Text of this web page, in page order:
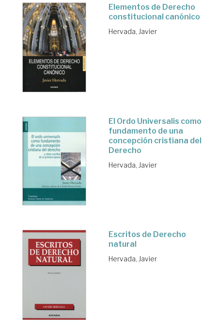
Elementos de Derecho
constitucional canónico
Hervada, Javier
El Ordo Universalis como
fundamento de una
concepción cristiana del
Derecho
Hervada, Javier
Escritos de Derecho
natural
Hervada, Javier